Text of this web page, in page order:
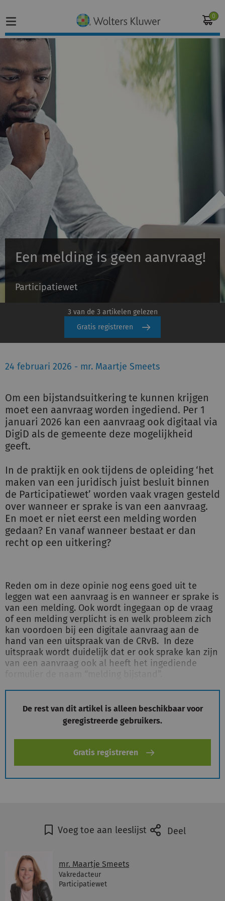
0
Home
Vakgebieden
Actueel
Producten
Opleidingen
Juridisch advies
Inloggen op de kennisbank
Inloggen
Een melding is geen aanvraag!
Participatiewet
3 van de 3 artikelen gelezen
Gratis registreren
24 februari 2026 - mr. Maartje Smeets
Om een bijstandsuitkering te kunnen krijgen
moet een aanvraag worden ingediend. Per 1
januari 2026 kan een aanvraag ook digitaal via
DigiD als de gemeente deze mogelijkheid
geeft.
In de praktijk en ook tijdens de opleiding ‘het
maken van een juridisch juist besluit binnen
de Participatiewet’ worden vaak vragen gesteld
over wanneer er sprake is van een aanvraag.
En moet er niet eerst een melding worden
gedaan? En vanaf wanneer bestaat er dan
recht op een uitkering?
Reden om in deze opinie nog eens goed uit te
leggen wat een aanvraag is en wanneer er sprake is
van een melding. Ook wordt ingegaan op de vraag
of een melding verplicht is en welk probleem zich
kan voordoen bij een digitale aanvraag aan de
hand van een uitspraak van de CRvB. In deze
uitspraak wordt duidelijk dat er ook sprake kan zijn
van een aanvraag ook al heeft het ingediende
De rest van dit artikel is alleen beschikbaar voor
geregistreerde gebruikers.
Gratis registreren
Voeg toe aan leeslijst Deel
mr. Maartje Smeets
Vakredacteur
Participatiewet